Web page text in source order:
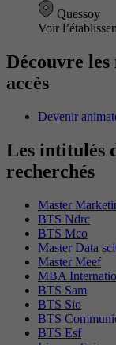
Quessoy
Voir
Découvre
accès
Devenir
Les intitulés
recherchés
Master
BTS Ndrc
BTS Mco
Master Data
Master Meef
MBA
BTS Sam
BTS Sio
BTS
BTS Esf